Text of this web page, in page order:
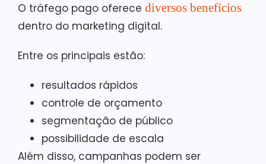
O tráfego pago oferece diversos benefícios
dentro do marketing digital.
Entre os principais estão:
resultados rápidos
controle de orçamento
segmentação de público
possibilidade de escala
Além disso, campanhas podem ser